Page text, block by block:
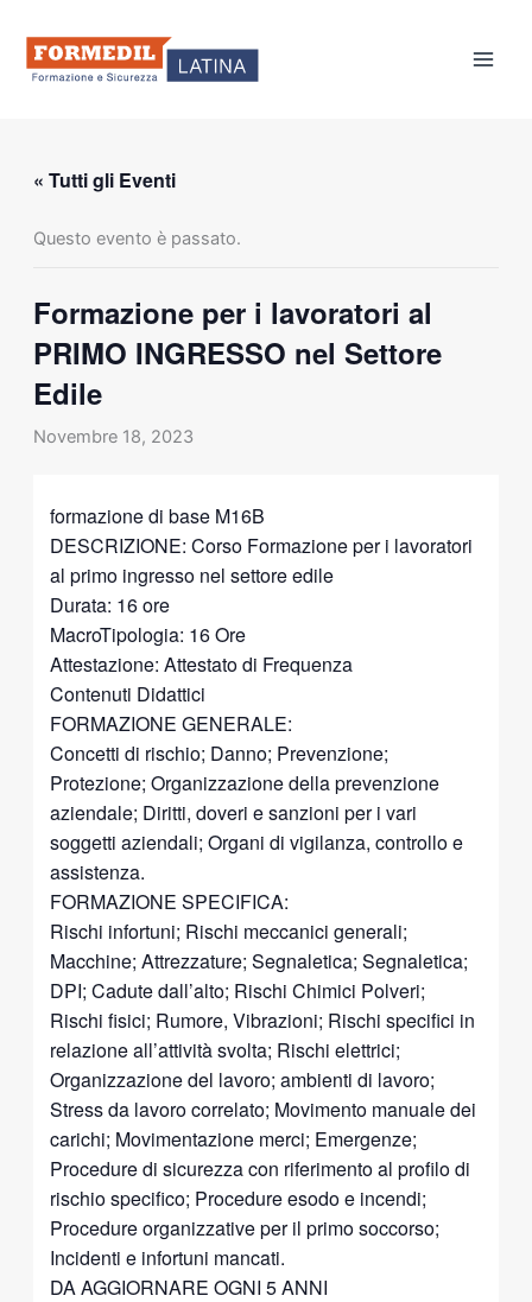
contenuto
« Tutti gli Eventi
Questo evento è passato.
Formazione per i lavoratori al
PRIMO INGRESSO nel Settore
Edile
Novembre 18, 2023
formazione di base M16B
DESCRIZIONE: Corso Formazione per i lavoratori
al primo ingresso nel settore edile
Durata: 16 ore
MacroTipologia: 16 Ore
Attestazione: Attestato di Frequenza
Contenuti Didattici
FORMAZIONE GENERALE:
Concetti di rischio; Danno; Prevenzione;
Protezione; Organizzazione della prevenzione
aziendale; Diritti, doveri e sanzioni per i vari
soggetti aziendali; Organi di vigilanza, controllo e
assistenza.
FORMAZIONE SPECIFICA:
Rischi infortuni; Rischi meccanici generali;
Macchine; Attrezzature; Segnaletica; Segnaletica;
DPI; Cadute dall’alto; Rischi Chimici Polveri;
Rischi fisici; Rumore, Vibrazioni; Rischi specifici in
relazione all’attività svolta; Rischi elettrici;
Organizzazione del lavoro; ambienti di lavoro;
Stress da lavoro correlato; Movimento manuale dei
carichi; Movimentazione merci; Emergenze;
Procedure di sicurezza con riferimento al profilo di
rischio specifico; Procedure esodo e incendi;
Procedure organizzative per il primo soccorso;
Incidenti e infortuni mancati.
DA AGGIORNARE OGNI 5 ANNI